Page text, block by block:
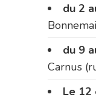
du 2
du 9
Carnus
Le 12